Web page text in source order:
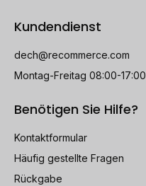
Kundendienst
dech@recommerce.com
Montag-Freitag 08:00-17:00
Benötigen Sie Hilfe?
Kontaktformular
Häufig gestellte Fragen
Rückgabe